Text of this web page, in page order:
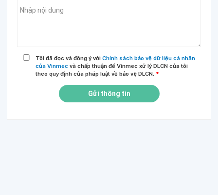
Tôi đã đọc và đồng ý với Chính sách bảo vệ dữ liệu cá nhân
của Vinmec và chấp thuận để Vinmec xử lý DLCN của tôi
theo quy định của pháp luật về bảo vệ DLCN. *
Gửi thông tin